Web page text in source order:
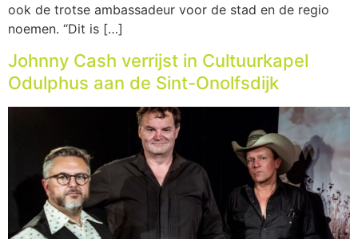
ook de trotse ambassadeur voor de stad en de regio
noemen. “Dit is […]
Johnny Cash verrijst in Cultuurkapel
Odulphus aan de Sint-Onolfsdijk